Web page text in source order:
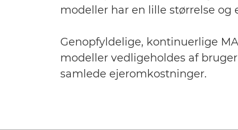
modeller har en lille størrelse
Genopfyldelige, kontinuerlige
modeller vedligeholdes af
samlede ejeromkostninger.